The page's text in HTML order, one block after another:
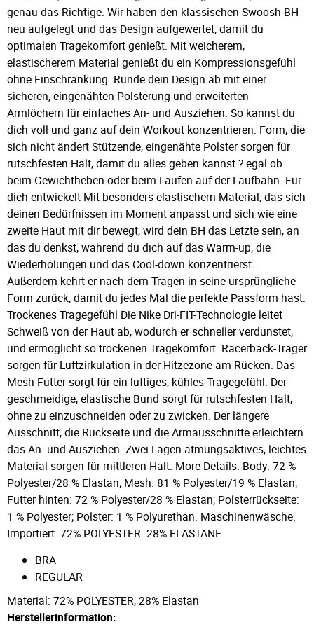
genau das Richtige. Wir haben den klassischen Swoosh-BH
neu aufgelegt und das Design aufgewertet, damit du
optimalen Tragekomfort genießt. Mit weicherem,
elastischerem Material genießt du ein Kompressionsgefühl
ohne Einschränkung. Runde dein Design ab mit einer
sicheren, eingenähten Polsterung und erweiterten
Armlöchern für einfaches An- und Ausziehen. So kannst du
dich voll und ganz auf dein Workout konzentrieren. Form, die
sich nicht ändert Stützende, eingenähte Polster sorgen für
rutschfesten Halt, damit du alles geben kannst ? egal ob
beim Gewichtheben oder beim Laufen auf der Laufbahn. Für
dich entwickelt Mit besonders elastischem Material, das sich
deinen Bedürfnissen im Moment anpasst und sich wie eine
zweite Haut mit dir bewegt, wird dein BH das Letzte sein, an
das du denkst, während du dich auf das Warm-up, die
Wiederholungen und das Cool-down konzentrierst.
Außerdem kehrt er nach dem Tragen in seine ursprüngliche
Form zurück, damit du jedes Mal die perfekte Passform hast.
Trockenes Tragegefühl Die Nike Dri-FIT-Technologie leitet
Schweiß von der Haut ab, wodurch er schneller verdunstet,
und ermöglicht so trockenen Tragekomfort. Racerback-Träger
sorgen für Luftzirkulation in der Hitzezone am Rücken. Das
Mesh-Futter sorgt für ein luftiges, kühles Tragegefühl. Der
geschmeidige, elastische Bund sorgt für rutschfesten Halt,
ohne zu einzuschneiden oder zu zwicken. Der längere
Ausschnitt, die Rückseite und die Armausschnitte erleichtern
das An- und Ausziehen. Zwei Lagen atmungsaktives, leichtes
Material sorgen für mittleren Halt. More Details. Body: 72 %
Polyester/28 % Elastan; Mesh: 81 % Polyester/19 % Elastan;
Futter hinten: 72 % Polyester/28 % Elastan; Polsterrückseite:
1 % Polyester; Polster: 1 % Polyurethan. Maschinenwäsche.
Importiert. 72% POLYESTER. 28% ELASTANE
BRA
REGULAR
Material: 72% POLYESTER, 28% Elastan
Herstellerinformation: